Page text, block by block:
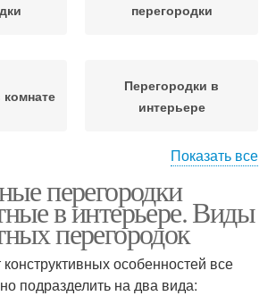
перегородки
Перегородки в
интерьере
зонирования
Перегородка из
Показать все
перегородки
в интерьере. Виды
перегородок
особенностей все
подразделить на два вида: